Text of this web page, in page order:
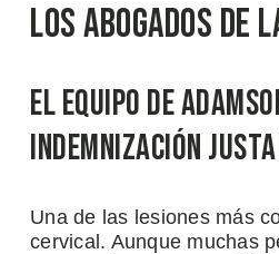
Los Abogados de
El Equipo de
Indemnización
Una de las lesiones más
cervical. Aunque muchas